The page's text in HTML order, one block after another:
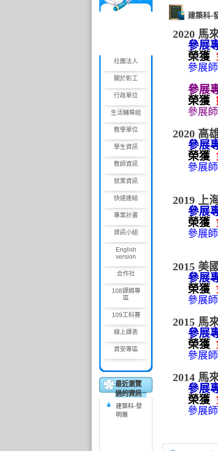
社團法人
關於彰工
行政單位
生活輔導組
教學單位
學生資訊
教師資訊
就業資訊
快速連結
專案計畫
資訊小組
English
version
合作社
108課綱專
區
109工科賽
線上課表
資安專區
最近瀏覽
過的資訊
建築科-發
明展
建築科-
2020 馬
參展專
榮獲
參展師
參展專
榮獲
參展師
2020 高
參展專
榮獲
參展
2019 上
參展專
榮獲
參展
2015 美
參展
榮獲
參展
2015 馬
參展
榮獲
參展師
2014 馬
參展
榮獲
參展師